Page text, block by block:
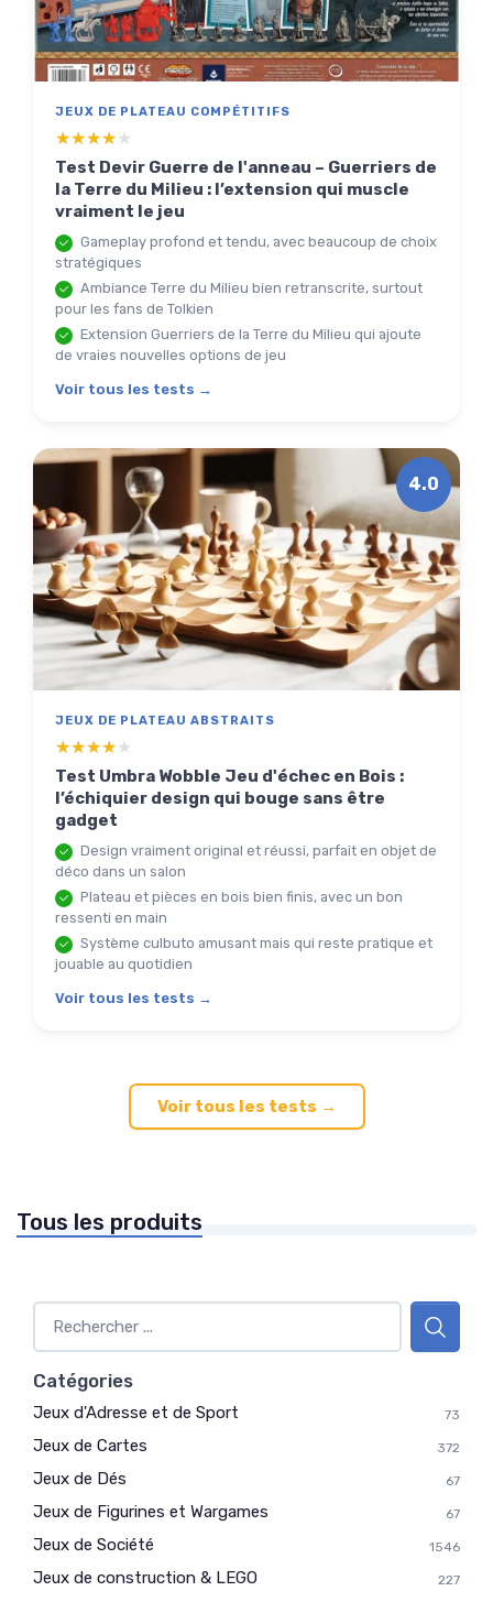
JEUX DE PLATEAU COMPÉTITIFS
★★★★★
★★★★★
Test Devir Guerre de l'anneau – Guerriers de
la Terre du Milieu : l’extension qui muscle
vraiment le jeu
Gameplay profond et tendu, avec beaucoup de choix
stratégiques
Ambiance Terre du Milieu bien retranscrite, surtout
pour les fans de Tolkien
Extension Guerriers de la Terre du Milieu qui ajoute
de vraies nouvelles options de jeu
Voir tous les tests →
4.0
JEUX DE PLATEAU ABSTRAITS
★★★★★
★★★★★
Test Umbra Wobble Jeu d'échec en Bois :
l’échiquier design qui bouge sans être
gadget
Design vraiment original et réussi, parfait en objet de
déco dans un salon
Plateau et pièces en bois bien finis, avec un bon
ressenti en main
Système culbuto amusant mais qui reste pratique et
jouable au quotidien
Voir tous les tests →
Voir tous les tests →
Tous les produits
Catégories
Jeux d'Adresse et de Sport 73
Jeux de Cartes 372
Jeux de Dés 67
Jeux de Figurines et Wargames 67
Jeux de Société 1546
Jeux de construction & LEGO 227